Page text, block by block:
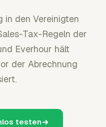
in den Vereinigten
Tax-Regeln der
Everhour hält
der Abrechnung
testen